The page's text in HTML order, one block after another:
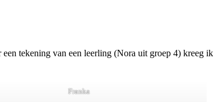
tekening van een leerling (Nora uit groep 4) kreeg ik
Franka